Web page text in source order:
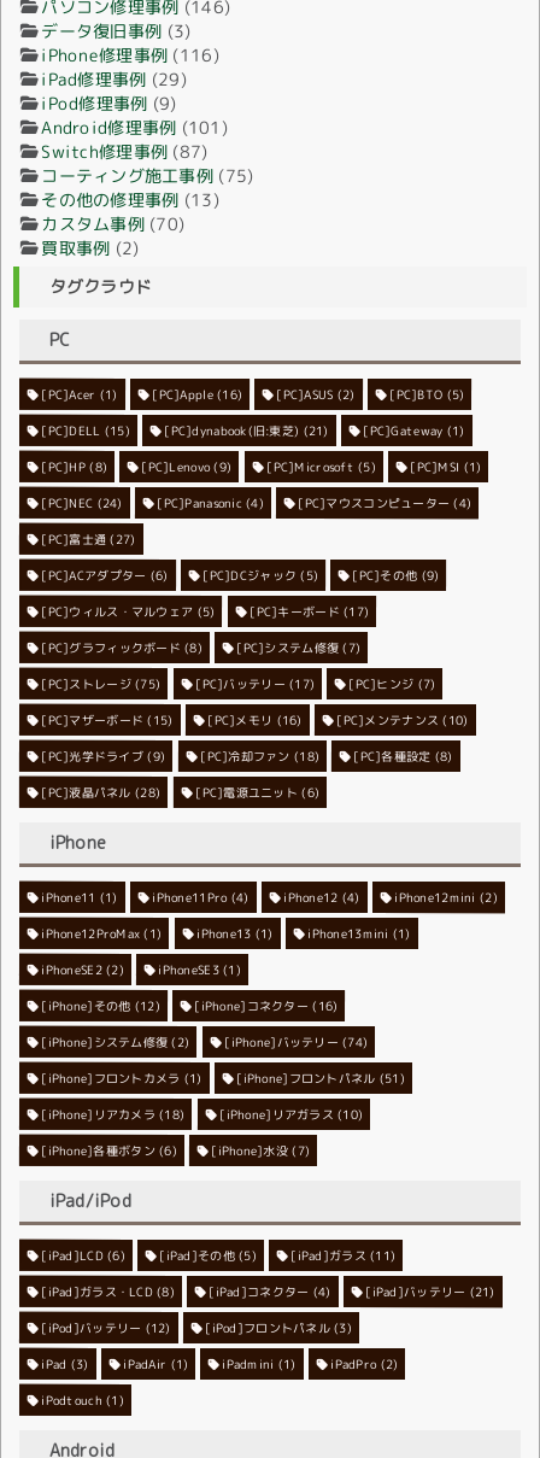
パソコン修理事例 (146)
データ復旧事例 (3)
iPhone修理事例 (116)
iPad修理事例 (29)
iPod修理事例 (9)
Android修理事例 (101)
Switch修理事例 (87)
コーティング施工事例 (75)
その他の修理事例 (13)
カスタム事例(70)
買取事例 (2)
タグクラウド
PC
[PC]Acer (1) [PC]Apple(16) [PC]ASUS (2) [PC]BTO (5)
[PC]DELL (15) [PC]dynabook(旧:東芝) (21) [PC]Gateway (1)
[PC]HP(8) [PC]Lenovo(9) [PC]Microsoft (5) [PC]MSI (1)
[PC]NEC (24) [PC]Panasonic (4) [PC]マウスコンピューター (4)
[PC]富士通 (27)
[PC]ACアダプター (6) [PC]DCジャック (5) [PC]その他 (9)
[PC]ウィルス・マルウェア (5) [PC]キーボード (17)
[PC]グラフィックボード (8) [PC]システム修復 (7)
[PC]ストレージ(75) [PC]バッテリー (17) [PC]ヒンジ (7)
[PC]マザーボード (15) [PC]メモリ (16) [PC]メンテナンス (10)
[PC]光学ドライブ (9) [PC]冷却ファン (18) [PC]各種設定 (8)
[PC]液晶パネル (28) [PC]電源ユニット (6)
iPhone
iPhone11 (1) iPhone11Pro(4) iPhone12 (4) iPhone12mini (2)
iPhone12ProMax (1) iPhone13 (1) iPhone13mini (1)
iPhoneSE2(2) iPhoneSE3 (1)
[iPhone]その他 (12) [iPhone]コネクター (16)
[iPhone]システム修復 (2) [iPhone]バッテリー (74)
[iPhone]フロントカメラ (1) [iPhone]フロントパネル (51)
[iPhone]リアカメラ (18) [iPhone]リアガラス (10)
[iPhone]各種ボタン (6) [iPhone]水没 (7)
iPad/iPod
[iPad]LCD(6) [iPad]その他 (5) [iPad]ガラス (11)
[iPad]ガラス・LCD(8) [iPad]コネクター (4) [iPad]バッテリー (21)
[iPod]バッテリー (12) [iPod]フロントパネル(3)
iPad (3) iPadAir (1) iPadmini (1) iPadPro(2)
iPodtouch (1)
Android